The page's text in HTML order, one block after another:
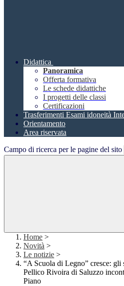
Didattica
Panoramica
Offerta formativa
Le schede didattiche
I progetti delle classi
Certificazioni
Trasferimenti Esami idoneità
Orientamento
Area riservata
Campo di ricerca per le pagine del sito
Home >
Novità >
Le notizie >
“A Scuola di Legno” cresce: gli
Pellico Rivoira di Saluzzo
Piano